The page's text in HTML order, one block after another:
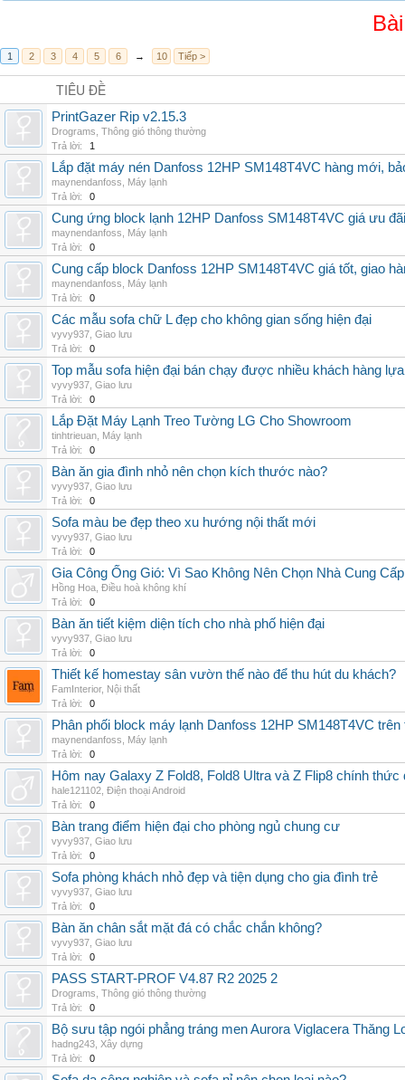
1 2 3 4 5 6 → 10 Tiếp >
TIÊU ĐỀ
PrintGazer Rip v2.15.3
Drograms Thông gió thông thường
Trả lời:
1
Lắp đặt máy nén Danfoss 12HP SM148T4VC hàng mới,
maynendanfoss
Máy lạnh
Trả lời:
0
Cung ứng block lạnh 12HP Danfoss SM148T4VC giá ưu
maynendanfoss
Máy lạnh
Trả lời:
0
Cung cấp block Danfoss 12HP SM148T4VC giá tốt, giao
maynendanfoss
Máy lạnh
Trả lời:
0
Các mẫu sofa chữ L đẹp cho không gian sống hiện đại
vyvy937 Giao lưu
Trả lời:
0
Top mẫu sofa hiện đại bán chạy được nhiều khách hàng
vyvy937 Giao lưu
Trả lời:
0
Lắp Đặt Máy Lạnh Treo Tường LG Cho Showroom
tinhtrieuan Máy lạnh
Trả lời:
0
Bàn ăn gia đình nhỏ nên chọn kích thước nào?
vyvy937 Giao lưu
Trả lời:
0
Sofa màu be đẹp theo xu hướng nội thất mới
vyvy937 Giao lưu
Trả lời:
0
Gia Công Ống Gió: Vì Sao Không Nên Chọn Nhà Cung
Hồng Hoa Điều hoà không khí
Trả lời:
0
Bàn ăn tiết kiệm diện tích cho nhà phố hiện đại
vyvy937 Giao lưu
Trả lời:
0
Thiết kế homestay sân vườn thế nào để thu hút du khách?
FamInterior, Nội thất
Trả lời:
0
Phân phối block máy lạnh Danfoss 12HP SM148T4VC
maynendanfoss
Máy lạnh
Trả lời:
0
Hôm nay Galaxy Z Fold8, Fold8 Ultra và Z Flip8 chính
hale121102 Điện thoại Android
Trả lời:
0
Bàn trang điểm hiện đại cho phòng ngủ chung cư
vyvy937 Giao lưu
Trả lời:
0
Sofa phòng khách nhỏ đẹp và tiện dụng cho gia đình trẻ
vyvy937 Giao lưu
Trả lời:
0
Bàn ăn chân sắt mặt đá có chắc chắn không?
vyvy937 Giao lưu
Trả lời:
0
PASS START-PROF V4.87 R2 2025 2
Drograms Thông gió thông thường
Trả lời:
0
Bộ sưu tập ngói phẳng tráng men Aurora Viglacera Thăng
hadng243 Xây dựng
Trả lời:
0